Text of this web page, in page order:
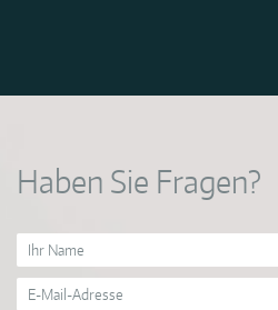
Haben Sie Fragen?